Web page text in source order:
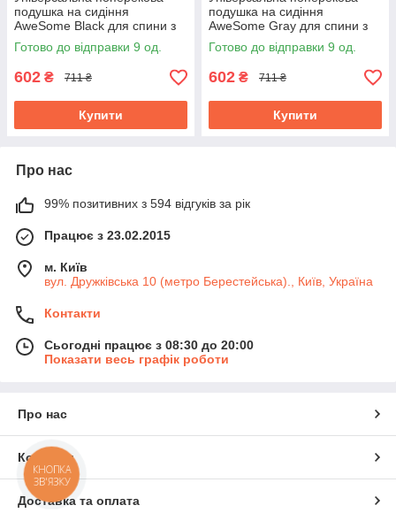
подушка на сидіння
AweSome Black для спини з
ефектом пам'яті
ортопедична
Готово до відправки 9 од.
602 ₴ 711 ₴
Купити
подушка на сидіння
AweSome Gray для спини з
ефектом пам'яті
ортопедична
Готово до відправки 9 од.
602 ₴ 711 ₴
Купити
Про нас
99% позитивних з 594 відгуків за рік
Працює з 23.02.2015
м. Київ
вул. Дружківська 10 (метро Берестейська)., Київ, Україна
Контакти
Сьогодні працює з 08:30 до 20:00
Показати весь графік роботи
Про нас
Контакти
Доставка та оплата
КНОПКА
ЗВ'ЯЗКУ